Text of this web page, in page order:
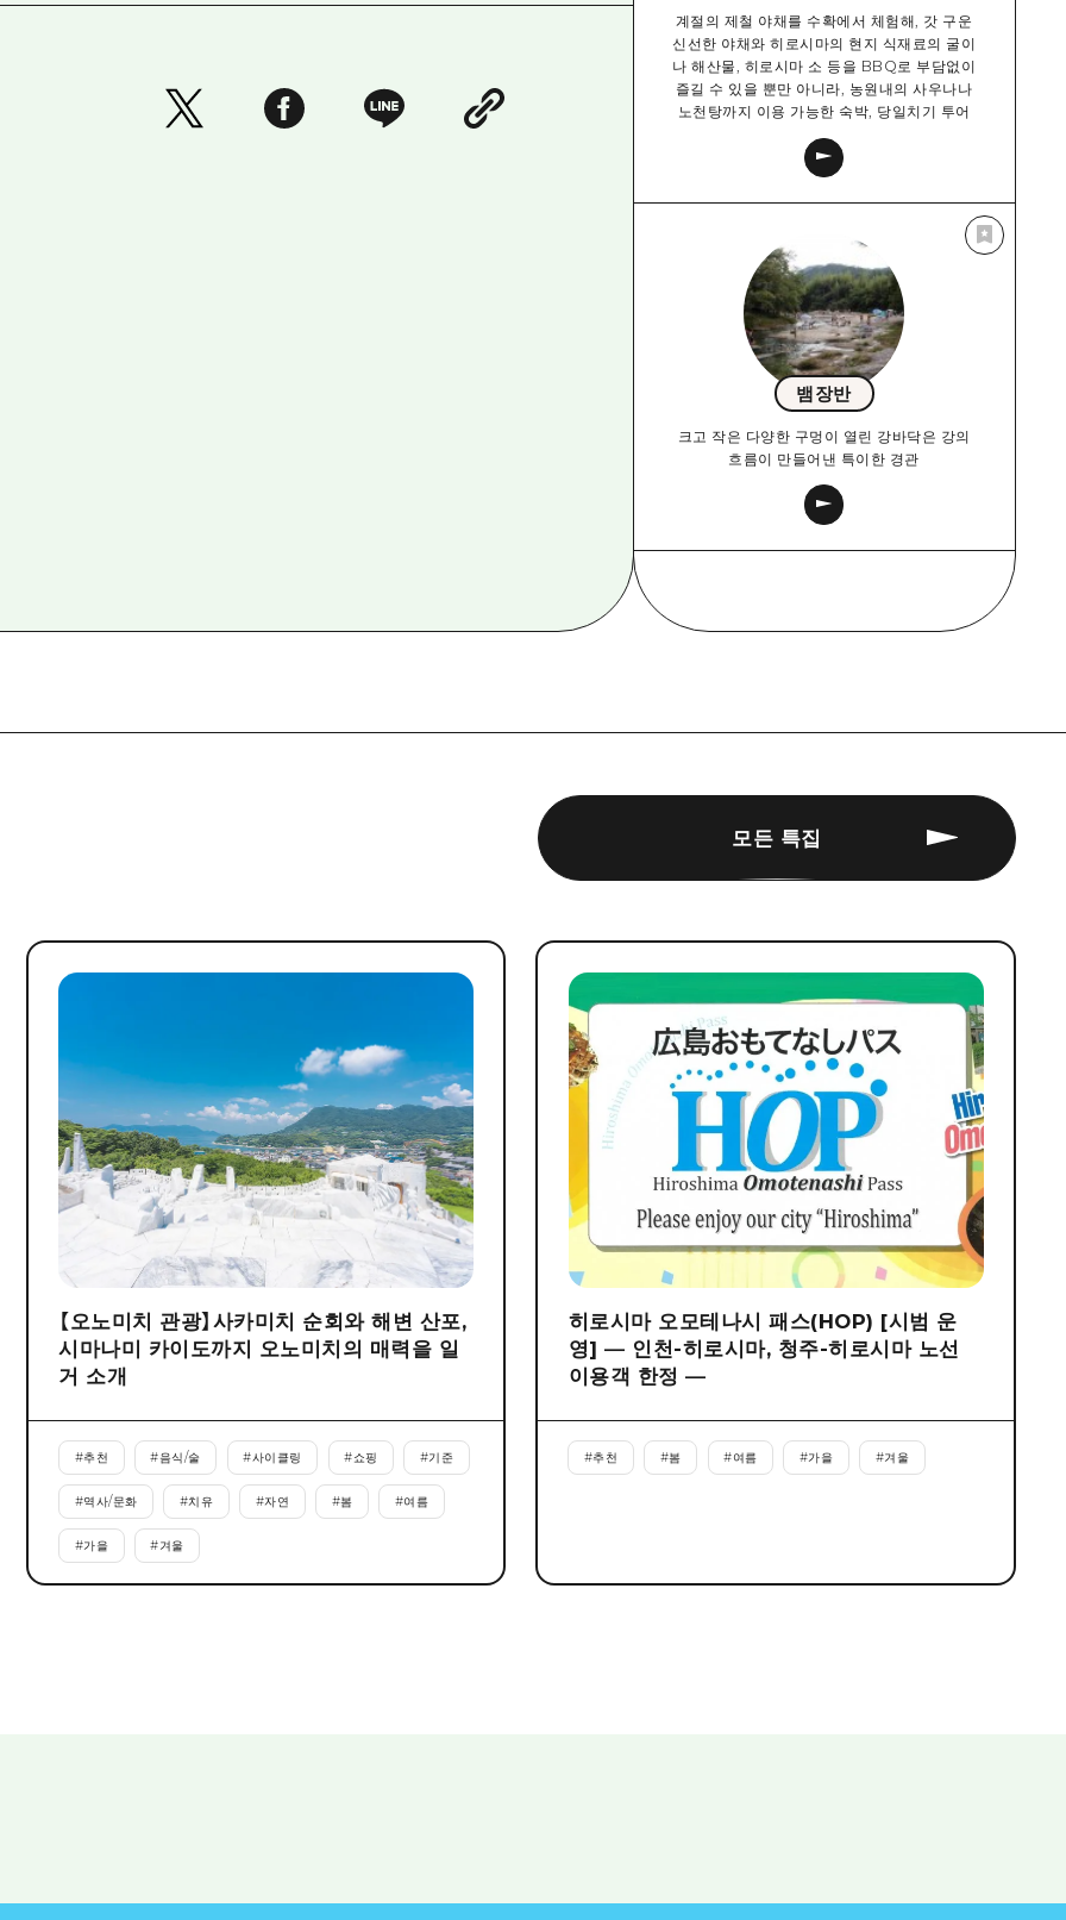
계절의 제철 야채를 수확에서 체험해, 갓 구운
신선한 야채와 히로시마의 현지 식재료의 굴이
나 해산물, 히로시마 소 등을 BBQ로 부담없이
즐길 수 있을 뿐만 아니라, 농원내의 사우나나
노천탕까지 이용 가능한 숙박, 당일치기 투어
뱀장반
크고 작은 다양한 구멍이 열린 강바닥은 강의
흐름이 만들어낸 특이한 경관
모든 특집
【오노미치 관광】사카미치 순회와 해변 산포,
시마나미 카이도까지 오노미치의 매력을 일
거 소개
#추천 #음식/술 #사이클링 #쇼핑 #기준
#역사/문화 #치유 #자연 #봄 #여름
#가을 #겨울
히로시마 오모테나시 패스(HOP) [시범 운
영] ― 인천-히로시마, 청주-히로시마 노선
이용객 한정 ―
#추천 #봄 #여름 #가을 #겨울